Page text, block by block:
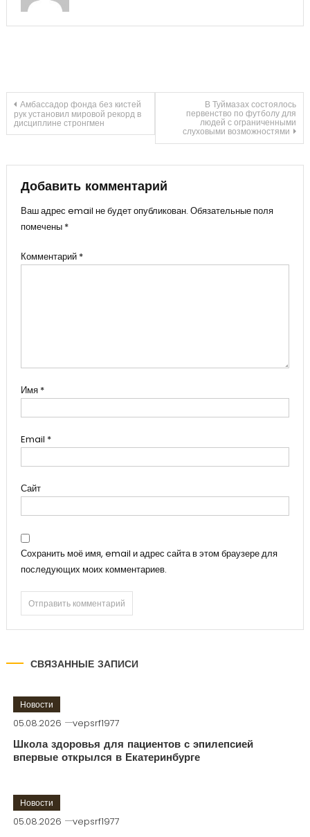
Навигация
по
записям
Амбассадор фонда без кистей
рук установил мировой рекорд в
дисциплине стронгмен
В Туймазах состоялось
первенство по футболу для
людей с ограниченными
слуховыми возможностями
Добавить комментарий
Ваш адрес email не будет опубликован. Обязательные поля
помечены *
Комментарий *
Имя *
Email *
Сайт
Сохранить моё имя, email и адрес сайта в этом браузере для
последующих моих комментариев.
СВЯЗАННЫЕ ЗАПИСИ
Новости
05.08.2026 vepsrf1977
Школа здоровья для пациентов с эпилепсией
впервые открылся в Екатеринбурге
Новости
05.08.2026 vepsrf1977